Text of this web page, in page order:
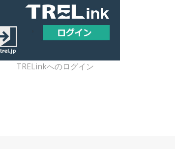
TRELinkへのログイン